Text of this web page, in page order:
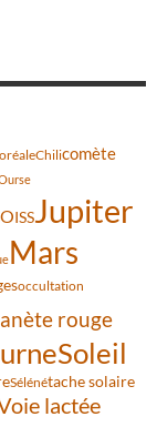
Chilicomète
ISSJupiter
Mars
occultation
rouge
Soleil
Sélénétache solaire
lactée